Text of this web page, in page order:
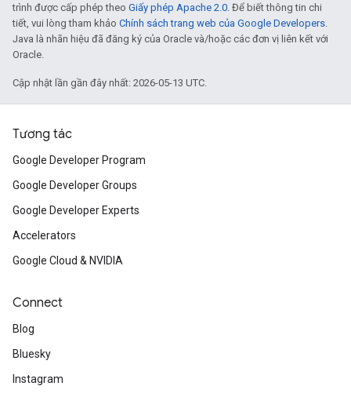
trình được cấp phép theo Giấy phép Apache 2.0 . Để biết thông tin chi
tiết, vui lòng tham khảo Chính sách trang web của Google Developers
Java là nhãn hiệu đã đăng ký của Oracle và/hoặc các đơn vị liên kết với
Oracle.
Cập nhật lần gần đây nhất: 2026-05-13 UTC.
Tương tác
Google Developer Program
Google Developer Groups
Google Developer Experts
Accelerators
Google Cloud & NVIDIA
Connect
Blog
Bluesky
Instagram